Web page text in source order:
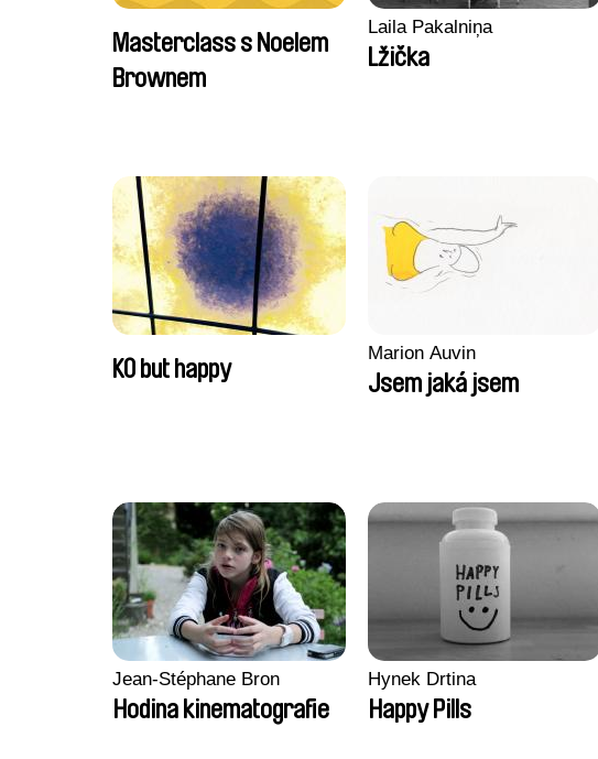
Masterclass s Noelem
Brownem
Laila Pakalniņa
Lžička
KO but happy
Marion Auvin
Jsem jaká jsem
Jean-Stéphane Bron
Hodina kinematografie
Hynek Drtina
Happy Pills